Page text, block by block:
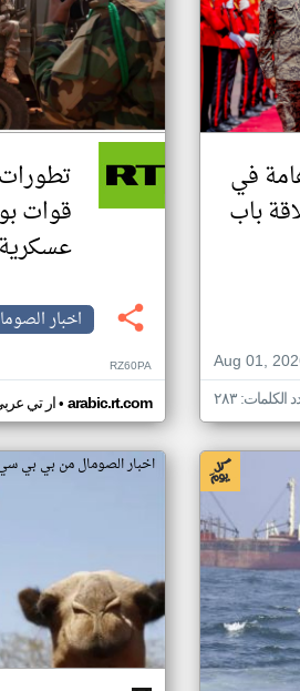
في
باب
Aug 01,
الكلمات: ٢٨٣
قوات
اخبار
RZ60PA
ار تي• arabic.rt.com
اخبار الصومال من بي بي